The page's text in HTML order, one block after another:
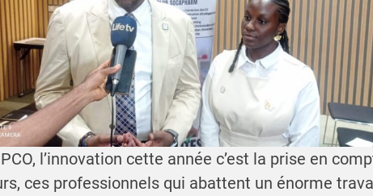
l’innovation cette année c’est la prise en
ces professionnels qui abattent un énorme